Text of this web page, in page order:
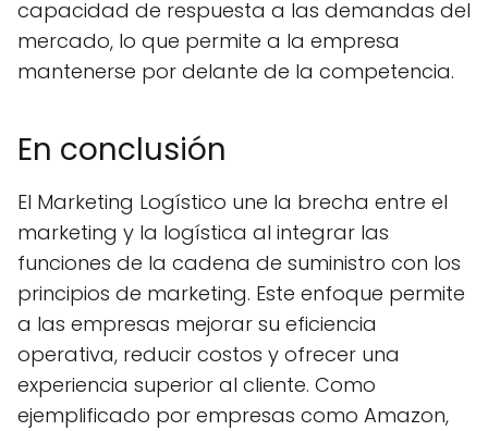
capacidad de respuesta a las demandas del
mercado, lo que permite a la empresa
mantenerse por delante de la competencia.
En conclusión
El Marketing Logístico une la brecha entre el
marketing y la logística al integrar las
funciones de la cadena de suministro con los
principios de marketing. Este enfoque permite
a las empresas mejorar su eficiencia
operativa, reducir costos y ofrecer una
experiencia superior al cliente. Como
ejemplificado por empresas como Amazon,